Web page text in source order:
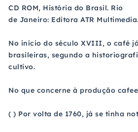
CD ROM, História do Brasil. Rio
de Janeiro: Editora ATR Multimedia.
No início do século XVIII, o café
brasileiras, segundo a
cultivo.
No que concerne à produção
( ) Por volta de 1760, já se tinha